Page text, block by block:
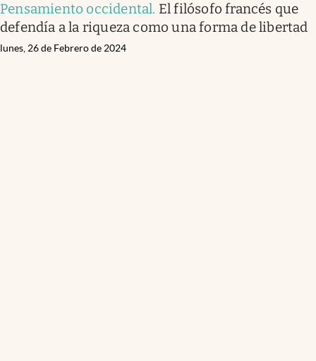
Pensamiento occidental. El filósofo francés que
defendía a la riqueza como una forma de libertad
lunes, 26 de Febrero de 2024